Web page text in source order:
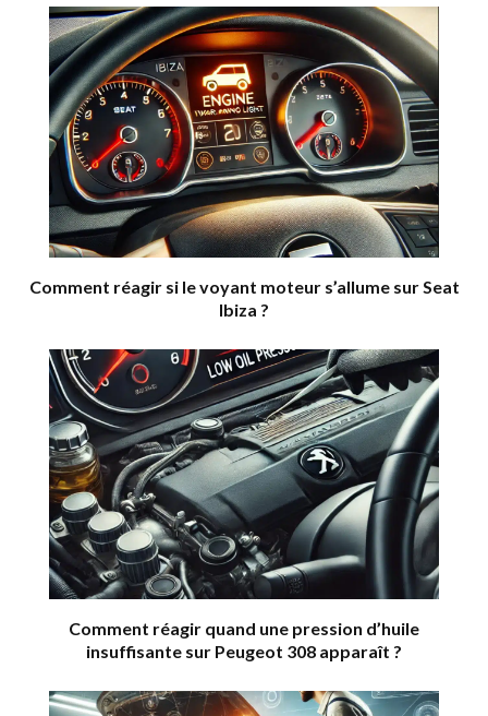
Comment réagir si le voyant moteur s’allume sur Seat
Ibiza ?
Comment réagir quand une pression d’huile
insuffisante sur Peugeot 308 apparaît ?